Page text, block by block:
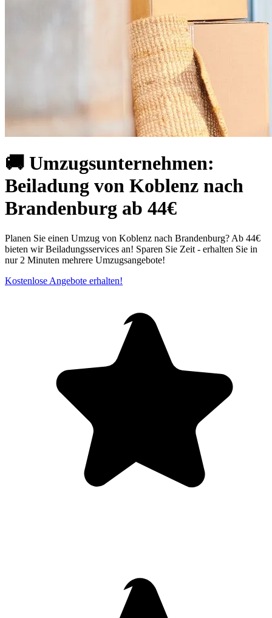
🚚 Umzugsunternehmen:
Beiladung von Koblenz nach
Brandenburg ab 44€
Planen Sie einen Umzug von Koblenz nach Brandenburg? Ab 44€
bieten wir Beiladungsservices an! Sparen Sie Zeit - erhalten Sie in
nur 2 Minuten mehrere Umzugsangebote!
Kostenlose Angebote erhalten!